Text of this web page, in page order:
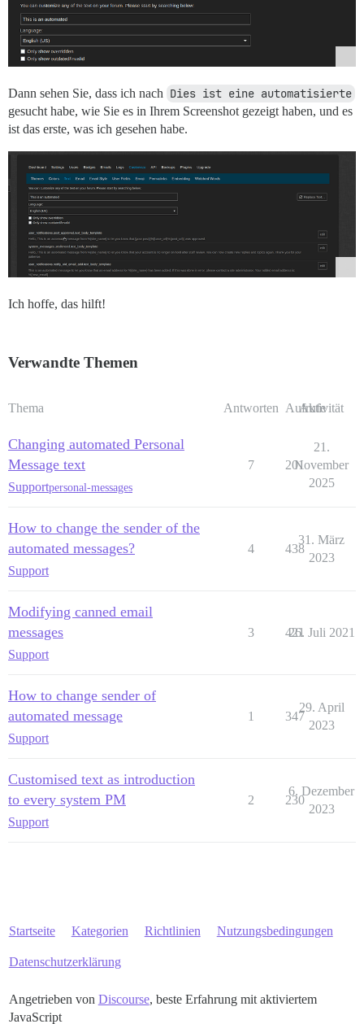
Dann sehen Sie, dass ich nach Dies ist eine automatisierte
gesucht habe, wie Sie es in Ihrem Screenshot gezeigt haben, und es
ist das erste, was ich gesehen habe.
Ich hoffe, das hilft!
Verwandte Themen
Thema Antworten Aufrufe
Aktivität
Changing automated Personal
Message text
Supportpersonal-messages
7 201
21.
November
2025
How to change the sender of the
automated messages?
Support
4 438
31. März
2023
Modifying canned email
messages
Support
3 421
26. Juli 2021
How to change sender of
automated message
Support
1 347
29. April
2023
Customised text as introduction
to every system PM
Support
2 230
6. Dezember
2023
Startseite Kategorien Richtlinien Nutzungsbedingungen
Datenschutzerklärung
Angetrieben von Discourse, beste Erfahrung mit aktiviertem
JavaScript